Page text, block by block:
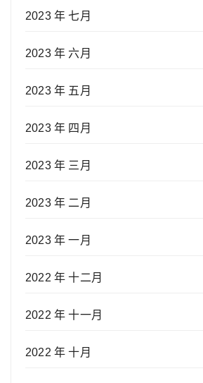
2023 年 七月
2023 年 六月
2023 年 五月
2023 年 四月
2023 年 三月
2023 年 二月
2023 年 一月
2022 年 十二月
2022 年 十一月
2022 年 十月